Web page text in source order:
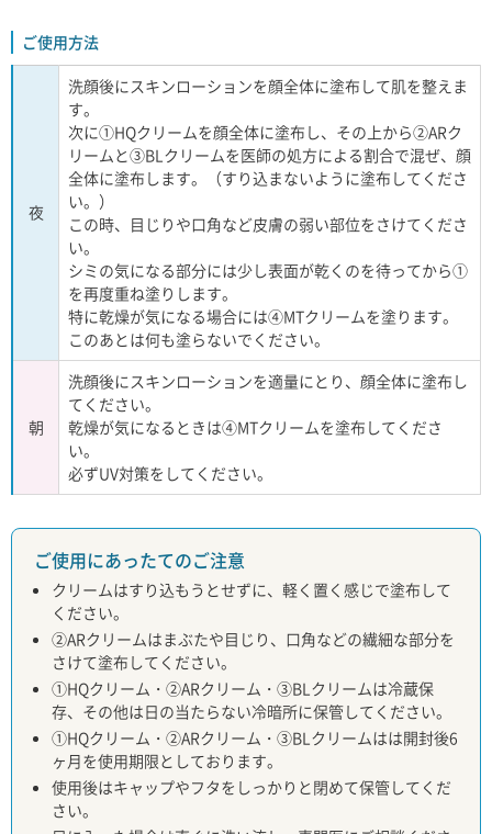
ご使用方法
夜
洗顔後にスキンローションを顔全体に塗布して肌を整えま
す。
次に①HQクリームを顔全体に塗布し、その上から②ARク
リームと③BLクリームを医師の処方による割合で混ぜ、顔
全体に塗布します。（すり込まないように塗布してくださ
い。）
この時、目じりや口角など皮膚の弱い部位をさけてくださ
い。
シミの気になる部分には少し表面が乾くのを待ってから①
を再度重ね塗りします。
特に乾燥が気になる場合には④MTクリームを塗ります。
このあとは何も塗らないでください。
朝
洗顔後にスキンローションを適量にとり、顔全体に塗布し
てください。
乾燥が気になるときは④MTクリームを塗布してくださ
い。
必ずUV対策をしてください。
ご使用にあったてのご注意
クリームはすり込もうとせずに、軽く置く感じで塗布して
ください。
②ARクリームはまぶたや目じり、口角などの繊細な部分を
さけて塗布してください。
①HQクリーム・②ARクリーム・③BLクリームは冷蔵保
存、その他は日の当たらない冷暗所に保管してください。
①HQクリーム・②ARクリーム・③BLクリームはは開封後6
ヶ月を使用期限としております。
使用後はキャップやフタをしっかりと閉めて保管してくだ
さい。